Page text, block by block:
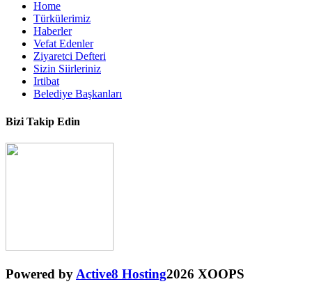
Home
Türkülerimiz
Haberler
Vefat Edenler
Ziyaretci Defteri
Sizin Siirleriniz
Irtibat
Belediye Başkanları
Bizi Takip Edin
Powered by Active8 Hosting2026 XOOPS